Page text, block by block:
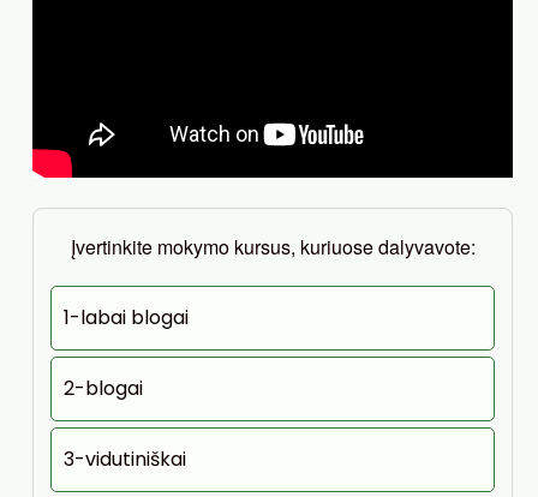
Įvertinkite mokymo kursus, kuriuose dalyvavote:
1-labai blogai
2-blogai
3-vidutiniškai